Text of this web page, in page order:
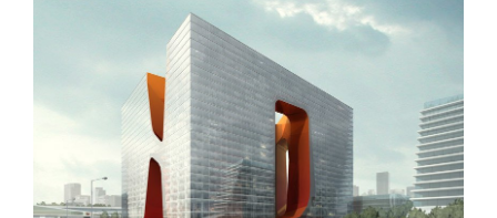
New England Marina